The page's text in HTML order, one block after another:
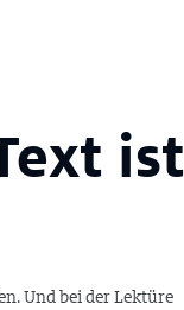
ist
Und bei der Lektüre